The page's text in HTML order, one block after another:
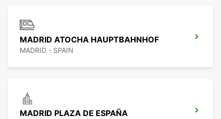
MADRID ATOCHA HAUPTBAHNHOF
MADRID - SPAIN
MADRID PLAZA DE ESPAÑA